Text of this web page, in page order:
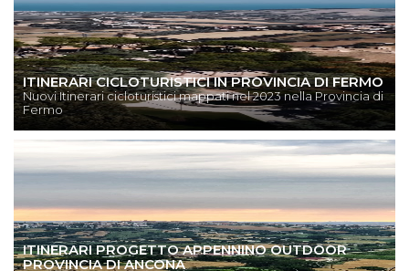
ITINERARI CICLOTURISTICI IN PROVINCIA DI FERMO
Nuovi Itinerari cicloturistici mappati nel 2023 nella Provincia di
Fermo
ITINERARI PROGETTO APPENNINO OUTDOOR
PROVINCIA DI ANCONA